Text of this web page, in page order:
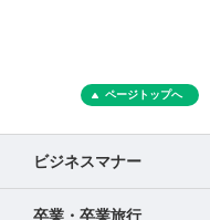
ページトップへ
ビジネスマナー
卒業・卒業旅行